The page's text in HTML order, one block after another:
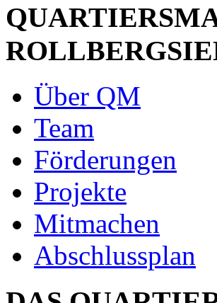
Über QM
Team
Förderungen
Projekte
Mitmachen
Abschlussplan